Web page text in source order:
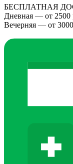
БЕСПЛАТНАЯ
Дневная — от 2500
Вечерняя — от